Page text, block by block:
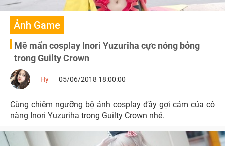
Ảnh Game
Mê mẩn cosplay Inori Yuzuriha cực nóng bỏng
trong Guilty Crown
Hy 05/06/2018 18:00:00
Cùng chiêm ngưỡng bộ ảnh cosplay đầy gợi cảm của cô
nàng Inori Yuzuriha trong Guilty Crown nhé.